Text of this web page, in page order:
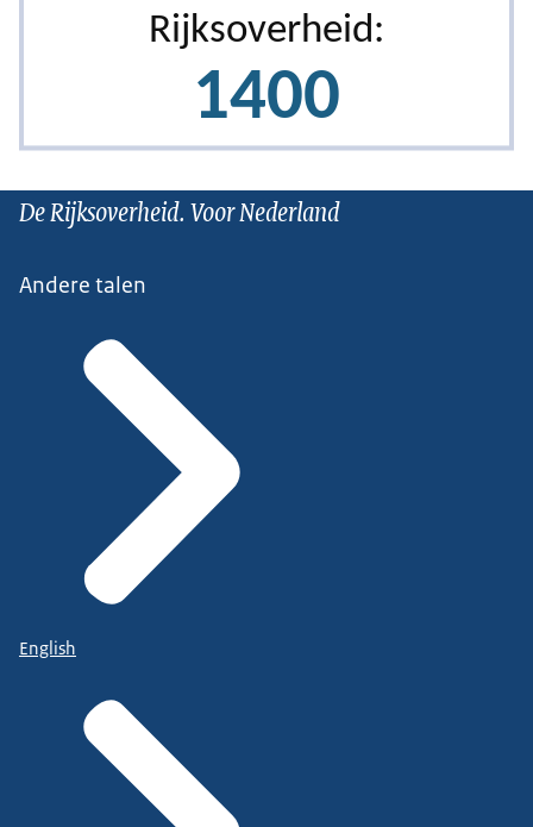
De Rijksoverheid. Voor Nederland
Andere talen
English